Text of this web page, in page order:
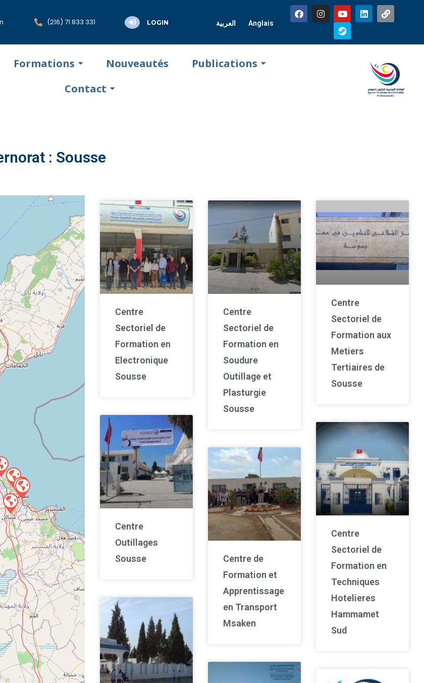
(216) 71 833 331 LOGIN العربية Anglais
Formations Nouveautés
Publications
Contact
: Sousse
Centre
Sectoriel de
Formation en
Electronique
Sousse
Centre
Sectoriel de
Formation en
Soudure
Outillage et
Plasturgie
Sousse
Centre
Sectoriel de
Formation aux
Metiers
Tertiaires de
Sousse
Centre
Outillages
Sousse
Centre de
Formation et
Apprentissage
en Transport
Msaken
Centre
Sectoriel de
Formation en
Techniques
Hotelieres
Hammamet
Sud